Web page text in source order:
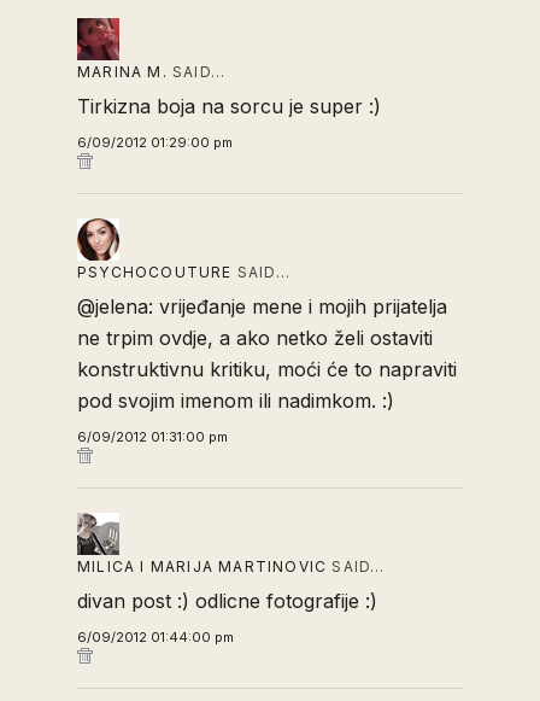
MARINA M. SAID…
Tirkizna boja na sorcu je super :)
6/09/2012 01:29:00 pm
PSYCHOCOUTURE SAID…
@jelena: vrijeđanje mene i mojih prijatelja
ne trpim ovdje, a ako netko želi ostaviti
konstruktivnu kritiku, moći će to napraviti
pod svojim imenom ili nadimkom. :)
6/09/2012 01:31:00 pm
MILICA I MARIJA MARTINOVIC SAID…
divan post :) odlicne fotografije :)
6/09/2012 01:44:00 pm